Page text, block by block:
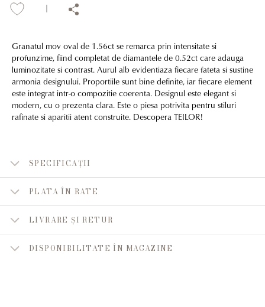
Granatul mov oval de 1.56ct se remarca prin intensitate si
profunzime, fiind completat de diamantele de 0.52ct care adauga
luminozitate si contrast. Aurul alb evidentiaza fiecare fateta si sustine
armonia designului. Proportiile sunt bine definite, iar fiecare element
este integrat intr-o compozitie coerenta. Designul este elegant si
modern, cu o prezenta clara. Este o piesa potrivita pentru stiluri
rafinate si aparitii atent construite. Descopera TEILOR!
SPECIFICAȚII
PLATA ÎN RATE
LIVRARE ȘI RETUR
DISPONIBILITATE ÎN MAGAZINE